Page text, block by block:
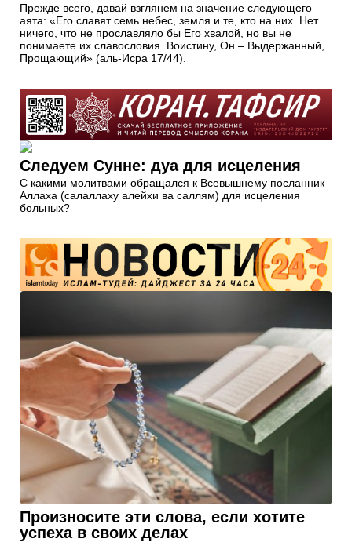
Прежде всего, давай взглянем на значение следующего
аята: «Его славят семь небес, земля и те, кто на них. Нет
ничего, что не прославляло бы Его хвалой, но вы не
понимаете их славословия. Воистину, Он – Выдержанный,
Прощающий» (аль-Исра 17/44).
Следуем Сунне: дуа для исцеления
С какими молитвами обращался к Всевышнему посланник
Аллаха (салаллаху алейхи ва саллям) для исцеления
больных?
Произносите эти слова, если хотите
успеха в своих делах